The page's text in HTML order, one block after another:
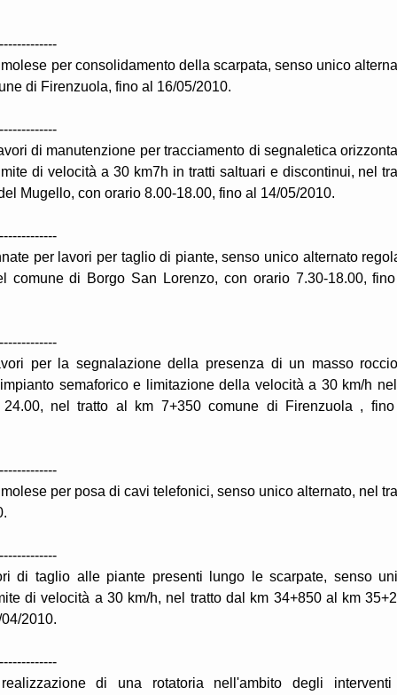
per consolidamento della scarpata, senso unico
di Firenzuola, fino al 16/05/2010.
di manutenzione per tracciamento di segnaletica
di velocità a 30 km7h in tratti saltuari e discontinui, nel
Mugello, con orario 8.00-18.00, fino al 14/05/2010.
per lavori per taglio di piante, senso unico alternato
di Borgo San Lorenzo, con orario 7.30-18.00,
per la segnalazione della presenza di un masso
semaforico e limitazione della velocità a 30 km/h
nel tratto al km 7+350 comune di Firenzuola ,
per posa di cavi telefonici, senso unico alternato, nel
di taglio alle piante presenti lungo le scarpate, senso
di velocità a 30 km/h, nel tratto dal km 34+850 al km
2010.
di una rotatoria nell'ambito degli